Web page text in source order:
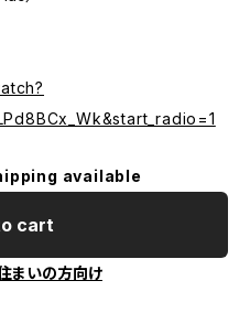
available
cart
まいの方向け